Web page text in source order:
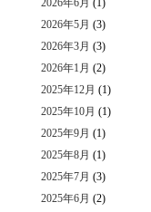
2026年5月 (3)
2026年3月 (3)
2026年1月 (2)
2025年12月 (1)
2025年10月 (1)
2025年9月 (1)
2025年8月 (1)
2025年7月 (3)
2025年6月 (2)